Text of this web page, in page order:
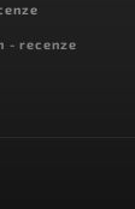
- recenze